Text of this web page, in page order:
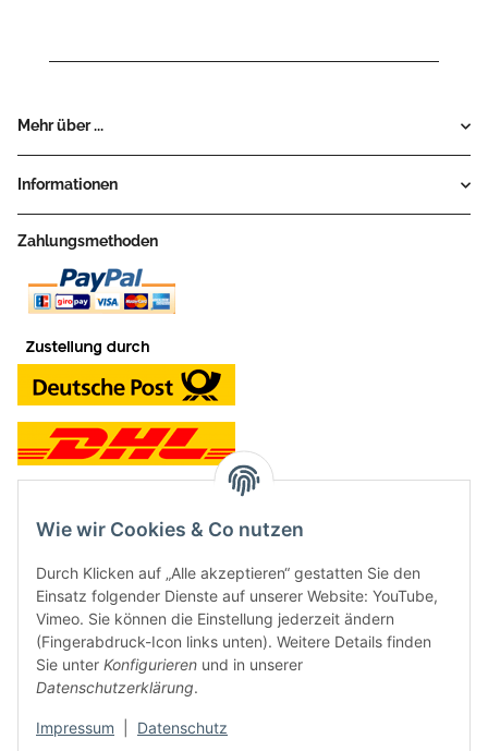
Mehr über ...
Informationen
Zahlungsmethoden
Neben dem Onlineshop haben wir ein Ladengeschäft in Hütten:
Frontline Games
Färbereiweg 3A
24358 Hütten
Wie wir Cookies & Co nutzen
Durch Klicken auf „Alle akzeptieren“ gestatten Sie den
Einsatz folgender Dienste auf unserer Website: YouTube,
Vimeo. Sie können die Einstellung jederzeit ändern
(Fingerabdruck-Icon links unten). Weitere Details finden
Sie unter Konfigurieren und in unserer
Datenschutzerklärung.
Impressum Datenschutz